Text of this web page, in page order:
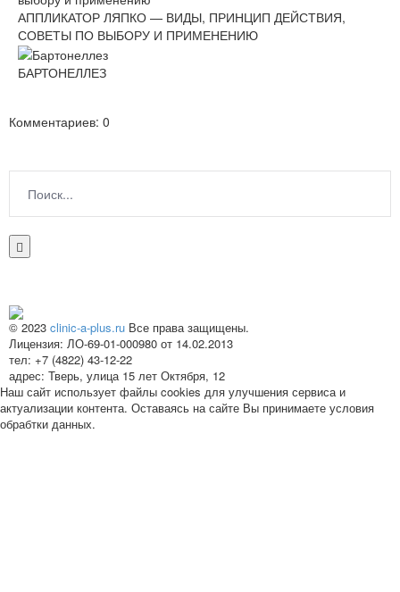
АППЛИКАТОР ЛЯПКО — ВИДЫ, ПРИНЦИП ДЕЙСТВИЯ,
СОВЕТЫ ПО ВЫБОРУ И ПРИМЕНЕНИЮ
БАРТОНЕЛЛЕЗ
Комментариев: 0
© 2023 clinic-a-plus.ru Все права защищены.
Лицензия: ЛО-69-01-000980 от 14.02.2013
тел: +7 (4822) 43-12-22
адрес: Тверь, улица 15 лет Октября, 12
Наш сайт использует файлы cookies для улучшения сервиса и
актуализации контента. Оставаясь на сайте Вы принимаете условия
обрабтки данных.